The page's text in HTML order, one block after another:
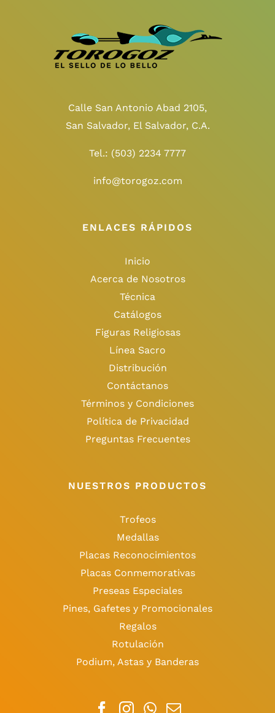
Calle San Antonio Abad 2105,
San Salvador, El Salvador, C.A.
Tel.: (503) 2234 7777
info@torogoz.com
ENLACES RÁPIDOS
Inicio
Acerca de Nosotros
Técnica
Catálogos
Figuras Religiosas
Línea Sacro
Distribución
Contáctanos
Términos y Condiciones
Política de Privacidad
Preguntas Frecuentes
NUESTROS PRODUCTOS
Trofeos
Medallas
Placas Reconocimientos
Placas Conmemorativas
Preseas Especiales
Pines, Gafetes y Promocionales
Regalos
Rotulación
Podium, Astas y Banderas